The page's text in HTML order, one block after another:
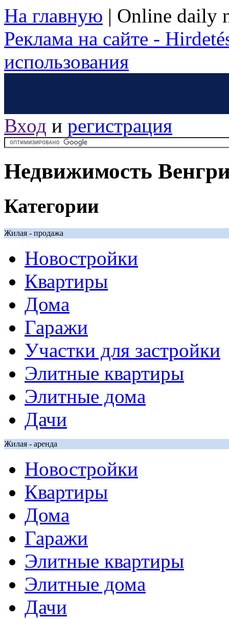
На главную | Online daily
Реклама на сайте -
использования
Вход и регистрация
Недвижимость
Категории
Жилая - продажа
Новостройки
Квартиры
Дома
Гаражи
Участки для застройки
Элитные квартиры
Элитные дома
Дачи
Жилая - аренда
Новостройки
Квартиры
Дома
Гаражи
Элитные квартиры
Элитные дома
Дачи